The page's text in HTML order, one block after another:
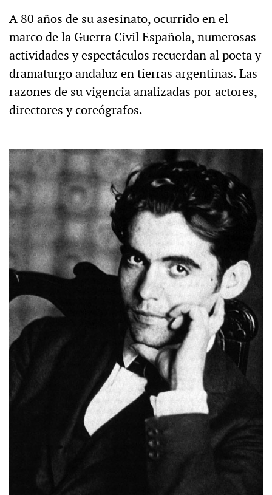
A 80 años de su asesinato, ocurrido en el
marco de la Guerra Civil Española, numerosas
actividades y espectáculos recuerdan al poeta y
dramaturgo andaluz en tierras argentinas. Las
razones de su vigencia analizadas por actores,
directores y coreógrafos.